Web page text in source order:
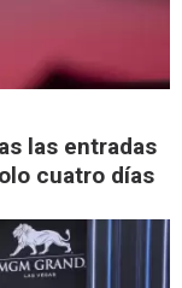
las entradas
cuatro días